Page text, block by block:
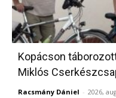
Kopácson
Miklós
Racsmány Dániel - 2026,